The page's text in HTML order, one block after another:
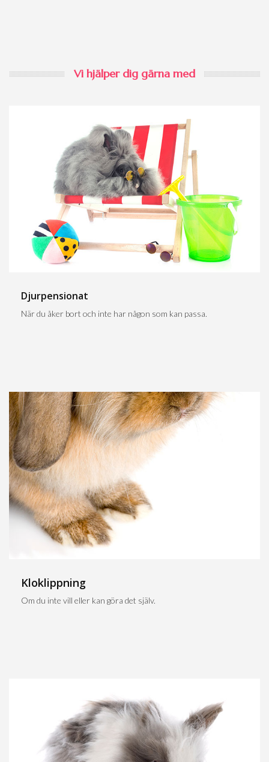
Vi hjälper dig gärna med
Djurpensionat
När du åker bort och inte har någon som kan passa.
Kloklippning
Om du inte vill eller kan göra det själv.